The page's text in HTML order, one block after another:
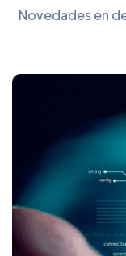
Novedades en